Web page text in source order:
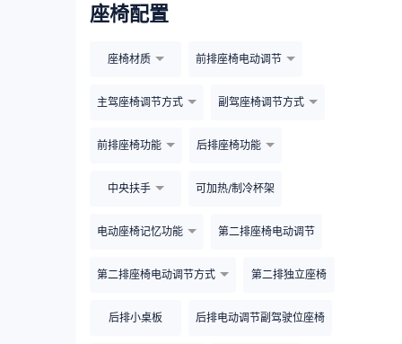
座椅配置
座椅材质 前排座椅电动调节
主驾座椅调节方式 副驾座椅调节方式
前排座椅功能 后排座椅功能
中央扶手 可加热/制冷杯架
电动座椅记忆功能 第二排座椅电动调节
第二排座椅电动调节方式 第二排独立座椅
后排小桌板 后排电动调节副驾驶位座椅